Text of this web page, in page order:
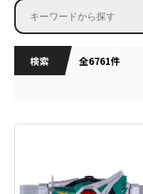
検索 全6761件